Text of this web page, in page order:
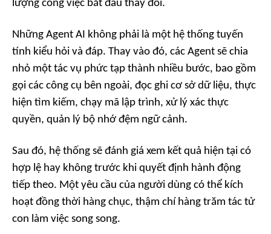
lượng công việc bắt đầu thay đổi.
Những Agent AI không phải là một hệ thống tuyến
tính kiểu hỏi và đáp. Thay vào đó, các Agent sẽ chia
nhỏ một tác vụ phức tạp thành nhiều bước, bao gồm
gọi các công cụ bên ngoài, đọc ghi cơ sở dữ liệu, thực
hiện tìm kiếm, chạy mã lập trình, xử lý xác thực
quyền, quản lý bộ nhớ đệm ngữ cảnh.
Sau đó, hệ thống sẽ đánh giá xem kết quả hiện tại có
hợp lệ hay không trước khi quyết định hành động
tiếp theo. Một yêu cầu của người dùng có thể kích
hoạt đồng thời hàng chục, thậm chí hàng trăm tác tử
con làm việc song song.